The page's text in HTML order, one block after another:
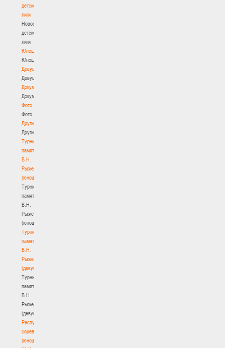
детской
лиги
Новости
детской
лиги
Юноши
Юноши
Девушки
Девушки
Документы
Документы
Фото
Фото
Другие
Другие
Турнир
памяти
В.Н.
Рыженкова
(юноши)
Турнир
памяти
В.Н.
Рыженкова
(юноши)
Турнир
памяти
В.Н.
Рыженкова
(девушки)
Турнир
памяти
В.Н.
Рыженкова
(девушки)
Республиканские
соревнования
(юноши)